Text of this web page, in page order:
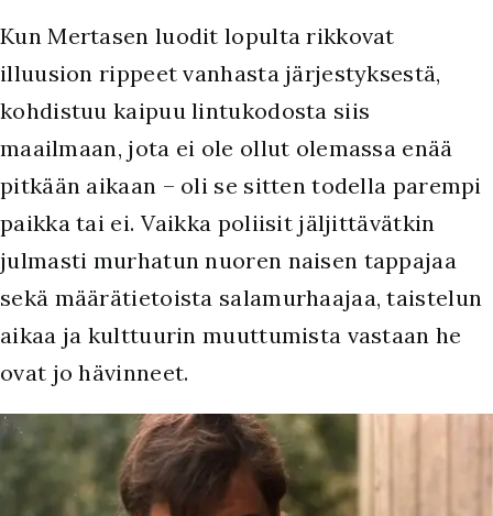
Kun Mertasen luodit lopulta rikkovat
illuusion rippeet vanhasta järjestyksestä,
kohdistuu kaipuu lintukodosta siis
maailmaan, jota ei ole ollut olemassa enää
pitkään aikaan – oli se sitten todella parempi
paikka tai ei. Vaikka poliisit jäljittävätkin
julmasti murhatun nuoren naisen tappajaa
sekä määrätietoista salamurhaajaa, taistelun
aikaa ja kulttuurin muuttumista vastaan he
ovat jo hävinneet.